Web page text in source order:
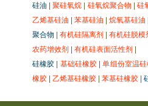
硅油 |聚硅氧烷 硅氧烷聚合物 硅
乙烯基硅油
苯基硅油 烷氧基硅油
聚合物 |有机硅隔离剂 |有机硅脱模
农药增效剂
有机硅表面活性剂
硅橡胶
基础硅橡胶 |单组份室温
橡胶
乙烯基硅橡胶 苯基硅橡胶